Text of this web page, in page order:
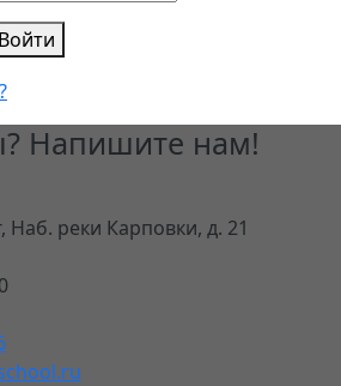
Войти
Напишите нам!
Наб. реки Карповки, д. 21